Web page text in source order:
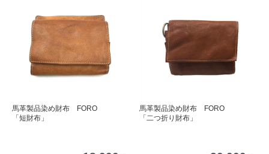
馬革製品染め財布 FORO
「短財布」
馬革製品染め財布 FORO
「二つ折り財布」